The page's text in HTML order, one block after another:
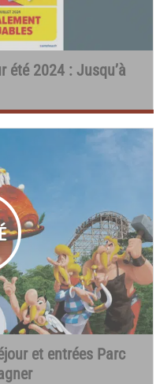
été 2024 : Jusqu’à
et entrées Parc